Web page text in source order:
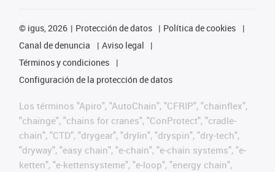
© igus, 2026 Protección de datos
Política de cookies
Canal de denuncia
Aviso legal
Términos y condiciones
Configuración de la protección de datos
Los términos "Apiro", "AutoChain", "CFRIP", "chainflex",
"chainge", "chains for cranes", "ConProtect", "cradle-
chain", "CTD", "drygear", "drylin", "dryspin", "dry-tech",
"dryway", "easy chain", "e-chain", "e-chain systems", "e-
ketten", "e-kettensysteme", "e-loop", "energy chain",